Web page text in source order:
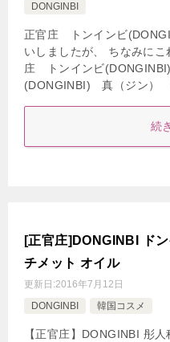
DONGINBI
正官庄 トンインビ
いしましたが、 ちなみに
庄 トンインビ
(DONGINBI) 真（ジン）
続
[正官庄]DONGINBI ド
チメット オイル
更新日:2016年7月12日
DONGINBI
韓国コスメ
【正官庄】DONGINBI 彤